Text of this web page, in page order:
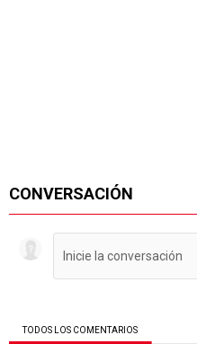
CONVERSACIÓN
TODOS LOS COMENTARIOS